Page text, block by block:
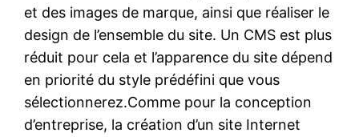
et des images de marque, ainsi que réaliser le
design de l’ensemble du site. Un CMS est plus
réduit pour cela et l’apparence du site dépend
en priorité du style prédéfini que vous
sélectionnerez.Comme pour la conception
d’entreprise, la création d’un site Internet